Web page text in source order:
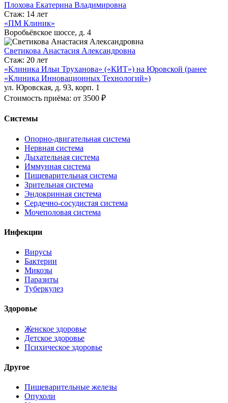
Плохова Екатерина Владимировна
Стаж: 14 лет
«ПМ Клиник»
Воробьёвское шоссе, д. 4
Светикова Анастасия Александровна
Стаж: 20 лет
«Клиника Ильи Труханова» («КИТ») на Юровской (ранее
«Клиника Инновационных Технологий»)
ул. Юровская, д. 93, корп. 1
Стоимость приёма: от 3500 ₽
Системы
Опорно-двигательная система
Нервная система
Дыхательная система
Иммунная система
Пищеварительная система
Зрительная система
Эндокринная система
Сердечно-сосудистая система
Мочеполовая система
Инфекции
Вирусы
Бактерии
Микозы
Паразиты
Туберкулез
Здоровье
Женское здоровье
Детское здоровье
Психическое здоровье
Другое
Пищеварительные железы
Опухоли